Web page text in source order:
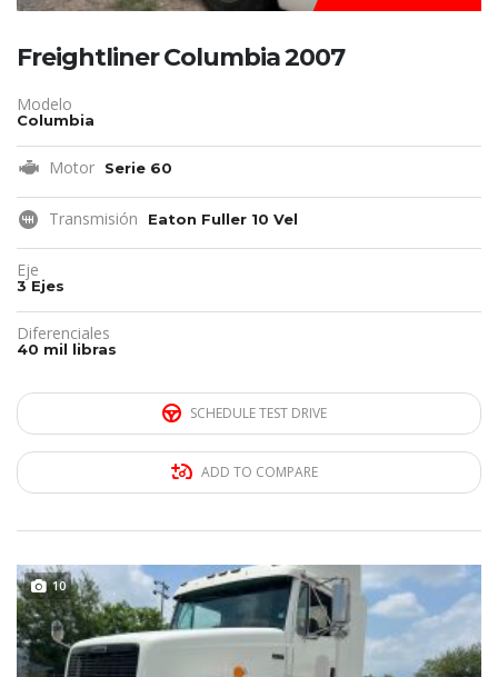
Freightliner Columbia 2007
Modelo
Columbia
Motor Serie 60
Transmisión Eaton Fuller 10 Vel
Eje
3 Ejes
Diferenciales
40 mil libras
SCHEDULE TEST DRIVE
ADD TO COMPARE
10 VENDIDO